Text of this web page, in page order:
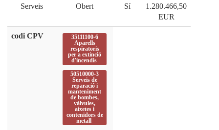
Serveis Obert Sí
1.280.466,50
EUR
codi CPV
35111100-6
Aparells
respiratoris
per a extinció
d'incendis
50510000-3
Serveis de
reparació i
manteniment
de bombes,
vàlvules,
aixetes i
contenidors de
metall